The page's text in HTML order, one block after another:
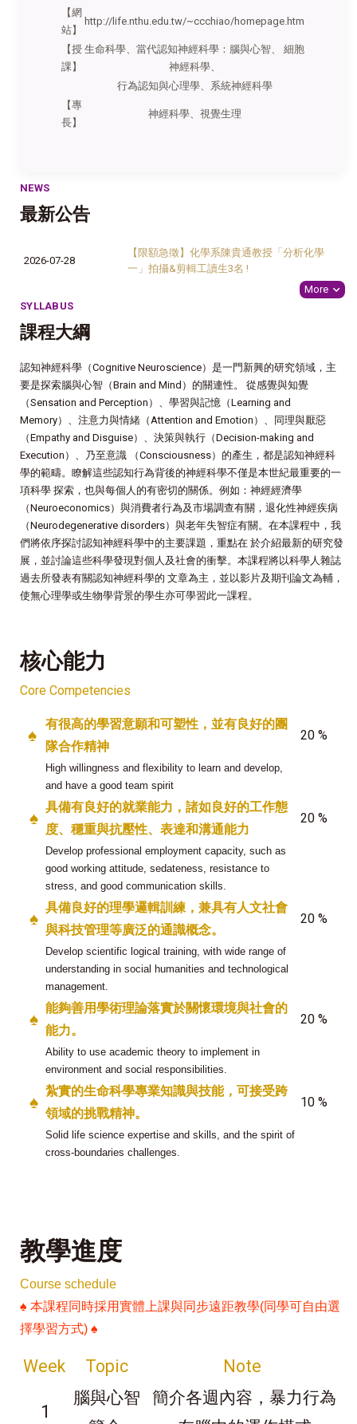
【網
站】
http://life.nthu.edu.tw/~ccchiao/homepage.htm
【授
課】
生命科學、當代認知神經科學：腦與心智、 細胞
神經科學、
行為認知與心理學、系統神經科學
【專
長】
神經科學、視覺生理
NEWS
最新公告
2026-07-28
【限額急徵】化學系陳貴通教授「分析化學
一」拍攝&剪輯工讀生3名 !
More
SYLLABUS
課程大綱
認知神經科學（Cognitive Neuroscience）是一門新興的研究領域，主
要是探索腦與心智（Brain and Mind）的關連性。 從感覺與知覺
（Sensation and Perception）、學習與記憶（Learning and
Memory）、注意力與情緒（Attention and Emotion）、同理與厭惡
（Empathy and Disguise）、決策與執行（Decision-making and
Execution）、乃至意識 （Consciousness）的產生，都是認知神經科
學的範疇。瞭解這些認知行為背後的神經科學不僅是本世紀最重要的一
項科學 探索，也與每個人的有密切的關係。例如：神經經濟學
（Neuroeconomics）與消費者行為及市場調查有關，退化性神經疾病
（Neurodegenerative disorders）與老年失智症有關。在本課程中，我
們將依序探討認知神經科學中的主要課題，重點在 於介紹最新的研究發
展，並討論這些科學發現對個人及社會的衝擊。本課程將以科學人雜誌
過去所發表有關認知神經科學的 文章為主，並以影片及期刊論文為輔，
使無心理學或生物學背景的學生亦可學習此一課程。
核心能力
Core Competencies
♠
有很高的學習意願和可塑性，並有良好的團
隊合作精神
20 %
High willingness and flexibility to learn and develop,
and have a good team spirit
♠
具備有良好的就業能力，諸如良好的工作態
度、穩重與抗壓性、表達和溝通能力
20 %
Develop professional employment capacity, such as
good working attitude, sedateness, resistance to
stress, and good communication skills.
♠
具備良好的理學邏輯訓練，兼具有人文社會
與科技管理等廣泛的通識概念。
20 %
Develop scientific logical training, with wide range of
understanding in social humanities and technological
management.
♠
能夠善用學術理論落實於關懷環境與社會的
能力。
20 %
Ability to use academic theory to implement in
environment and social responsibilities.
♠
紮實的生命科學專業知識與技能，可接受跨
領域的挑戰精神。
10 %
Solid life science expertise and skills, and the spirit of
cross-boundaries challenges.
教學進度
Course schedule
♠ 本課程同時採用實體上課與同步遠距教學(同學可自由選
擇學習方式) ♠
Week Topic Note
1
腦與心智
簡介各週內容，暴力行為